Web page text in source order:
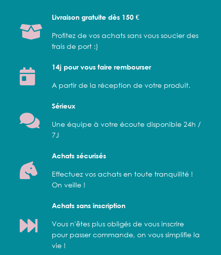
Livraison gratuite dès 150 €
Profitez de vos achats sans vous soucier des
frais de port :)
14j pour vous faire rembourser
A partir de la réception de votre produit.
Sérieux
Une équipe à votre écoute disponible 24h /
7J
Achats sécurisés
Effectuez vos achats en toute tranquilité !
On veille !
Achats sans inscription
Vous n'êtes plus obligés de vous inscrire
pour passer commande, on vous simplifie la
vie !